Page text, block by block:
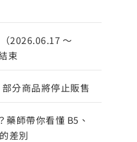
2026.06.17 ～
束
分商品將停止販售
藥師帶你看懂 B5、
差別